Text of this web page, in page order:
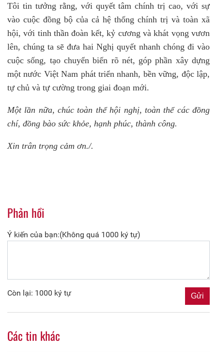
Tôi tin tưởng rằng, với quyết tâm chính trị cao, với sự
vào cuộc đồng bộ của cả hệ thống chính trị và toàn xã
hội, với tinh thần đoàn kết, kỷ cương và khát vọng vươn
lên, chúng ta sẽ đưa hai Nghị quyết nhanh chóng đi vào
cuộc sống, tạo chuyển biến rõ nét, góp phần xây dựng
một nước Việt Nam phát triển nhanh, bền vững, độc lập,
tự chủ và tự cường trong giai đoạn mới.
Một lần nữa, chúc toàn thể hội nghị, toàn thể các đồng
chí, đồng bào sức khỏe, hạnh phúc, thành công.
Xin trân trọng cảm ơn./.
Phản hồi
Ý kiến của bạn:(Không quá 1000 ký tự)
Còn lại: 1000 ký tự
Các tin khác